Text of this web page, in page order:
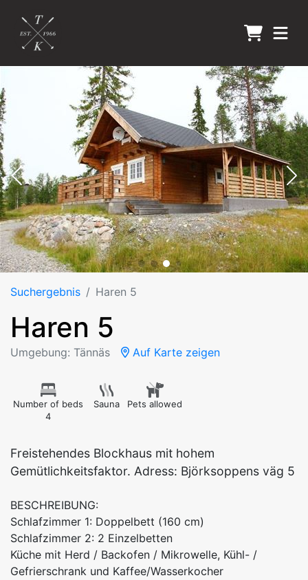
Suchergebnis Haren 5
Haren 5
Umgebung: Tännäs Auf Karte zeigen
Number of beds
4
Sauna Pets allowed
Freistehendes Blockhaus mit hohem
Gemütlichkeitsfaktor. Adress: Björksoppens väg 5
BESCHREIBUNG:
Schlafzimmer 1: Doppelbett (160 cm)
Schlafzimmer 2: 2 Einzelbetten
Küche mit Herd / Backofen / Mikrowelle, Kühl- /
Gefrierschrank und Kaffee/Wasserkocher